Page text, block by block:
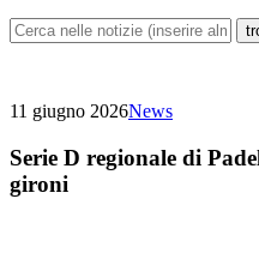
11 giugno 2026News
Serie D regionale di
gironi